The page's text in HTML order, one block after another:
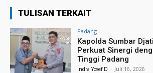
TULISAN TERKAIT
Padang
Kapolda Sumbar
Perkuat Sinergi
Tinggi Padang
Indra Yosef D - Juli 16, 2026